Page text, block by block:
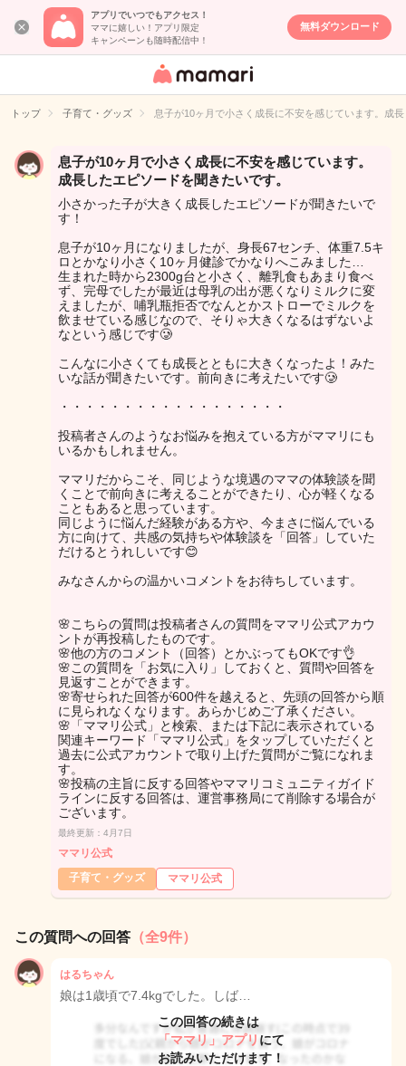
アプリでいつでもアクセス！
ママに嬉しい！アプリ限定
キャンペーンも随時配信中！
無料ダウンロード
女性専用匿名QA
イト
トップ 子育て・グッズ 息子が10ヶ月で小さく成長に不安を感じています。成
息子が10ヶ月で小さく成長に不安を感じています。
成長したエピソードを聞きたいです。
小さかった子が大きく成長したエピソードが聞きたいで
す！
息子が10ヶ月になりましたが、身長67センチ、体重7.5キ
ロとかなり小さく10ヶ月健診でかなりへこみました…
生まれた時から2300g台と小さく、離乳食もあまり食べ
ず、完母でしたが最近は母乳の出が悪くなりミルクに変
えましたが、哺乳瓶拒否でなんとかストローでミルクを
飲ませている感じなので、そりゃ大きくなるはずないよ
なという感じです🥲
こんなに小さくても成長とともに大きくなったよ！みた
いな話が聞きたいです。前向きに考えたいです🥲
・・・・・・・・・・・・・・・・・・
投稿者さんのようなお悩みを抱えている方がママリにも
いるかもしれません。
ママリだからこそ、同じような境遇のママの体験談を聞
くことで前向きに考えることができたり、心が軽くなる
こともあると思っています。
同じように悩んだ経験がある方や、今まさに悩んでいる
方に向けて、共感の気持ちや体験談を「回答」していた
だけるとうれしいです😊
みなさんからの温かいコメントをお待ちしています。
🌸こちらの質問は投稿者さんの質問をママリ公式アカウ
ントが再投稿したものです。
🌸他の方のコメント（回答）とかぶってもOKです👌
🌸この質問を「お気に入り」しておくと、質問や回答を
見返すことができます。
🌸寄せられた回答が600件を越えると、先頭の回答から順
に見られなくなります。あらかじめご了承ください。
🌸「ママリ公式」と検索、または下記に表示されている
関連キーワード「ママリ公式」をタップしていただくと
過去に公式アカウントで取り上げた質問がご覧になれま
す。
🌸投稿の主旨に反する回答やママリコミュニティガイド
ラインに反する回答は、運営事務局にて削除する場合が
ございます。
最終更新：4月7日
ママリ公式
子育て・グッズ
ママリ公式
この質問への回答 （全9件）
はるちゃん
娘は1歳頃で7.4kgでした。しば…
この回答の続きは
「ママリ」アプリ にて
お読みいただけます！